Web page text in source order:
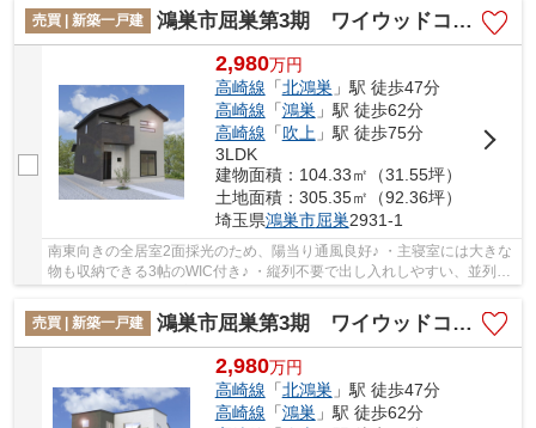
売買 | 新築一戸建
鴻巣市屈巣第3期 ワイウッドコート 新築戸建 全4棟 2号棟
2,980万円
高崎線 「北鴻巣 」駅 徒歩47分
高崎線 「鴻巣 」駅 徒歩62分
高崎線 「吹上」駅 徒歩75分
3LDK
建物面積：104.33㎡（31.55坪）
土地面積：305.35㎡（92.36坪）
埼玉県鴻巣市屈巣2931-1
南東向きの全居室2面採光のため、陽当り通風良好♪ ・主寝室には大きな
物も収納できる3帖のWIC付き♪ ・縦列不要で出し入れしやすい、並列2
売買 | 新築一戸建
鴻巣市屈巣第3期 ワイウッドコート 新築戸建 全4棟 1号棟
2,980万円
高崎線 「北鴻巣 」駅 徒歩47分
高崎線 「鴻巣 」駅 徒歩62分